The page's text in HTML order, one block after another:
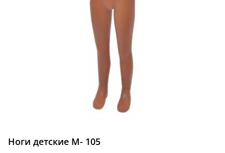
Ноги детские М- 105